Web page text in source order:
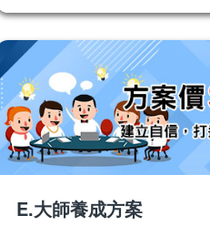
E.大師養成方案